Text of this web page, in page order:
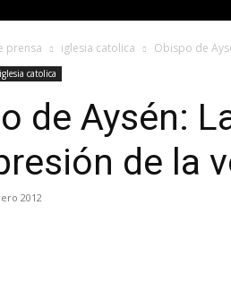
prensa iglesia catolica Obispo de
iglesia catolica
de Aysén:
de la
2012